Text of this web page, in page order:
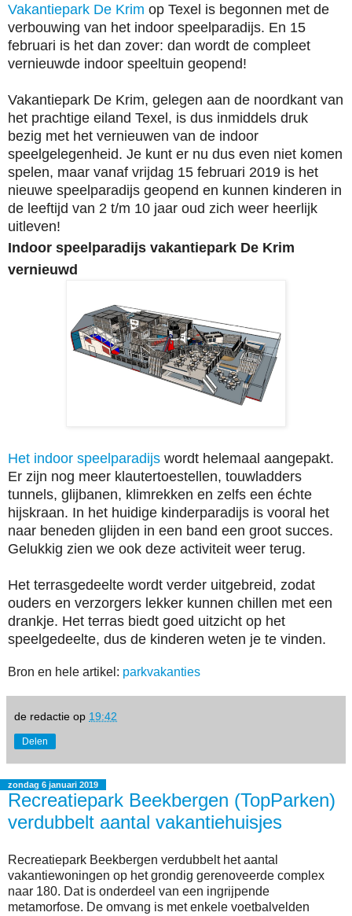
Vakantiepark De Krim op Texel is begonnen met de
verbouwing van het indoor speelparadijs. En 15
februari is het dan zover: dan wordt de compleet
vernieuwde indoor speeltuin geopend!
Vakantiepark De Krim, gelegen aan de noordkant van
het prachtige eiland Texel, is dus inmiddels druk
bezig met het vernieuwen van de indoor
speelgelegenheid. Je kunt er nu dus even niet komen
spelen, maar vanaf vrijdag 15 februari 2019 is het
nieuwe speelparadijs geopend en kunnen kinderen in
de leeftijd van 2 t/m 10 jaar oud zich weer heerlijk
uitleven!
Indoor speelparadijs vakantiepark De Krim
vernieuwd
Het indoor speelparadijs wordt helemaal aangepakt.
Er zijn nog meer klautertoestellen, touwladders
tunnels, glijbanen, klimrekken en zelfs een échte
hijskraan. In het huidige kinderparadijs is vooral het
naar beneden glijden in een band een groot succes.
Gelukkig zien we ook deze activiteit weer terug.
Het terrasgedeelte wordt verder uitgebreid, zodat
ouders en verzorgers lekker kunnen chillen met een
drankje. Het terras biedt goed uitzicht op het
speelgedeelte, dus de kinderen weten je te vinden.
Bron en hele artikel: parkvakanties
de redactie op 19:42
Delen
zondag 6 januari 2019
Recreatiepark Beekbergen (TopParken)
verdubbelt aantal vakantiehuisjes
Recreatiepark Beekbergen verdubbelt het aantal
vakantiewoningen op het grondig gerenoveerde complex
naar 180. Dat is onderdeel van een ingrijpende
metamorfose. De omvang is met enkele voetbalvelden